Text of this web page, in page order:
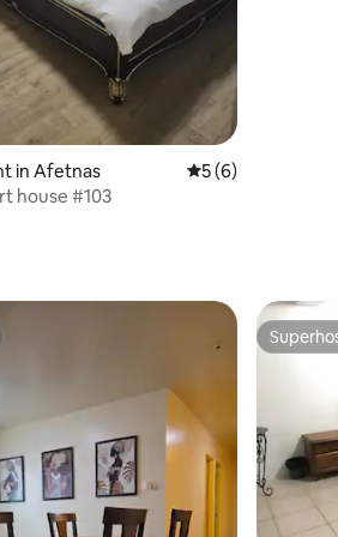
in Afetnas Gemiddelde
5 (6)
house #103